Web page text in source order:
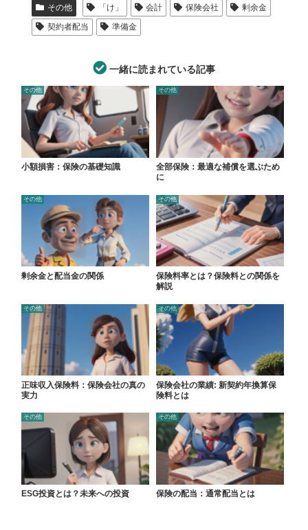
その他 「け」 会計 保険会社
剰余金
契約者配当
準備金
一緒に読まれている記事
その他
小額損害：保険の基礎知識
その他
全部保険：最適な補償を選ぶため
に
その他
剰余金と配当金の関係
その他
保険料率とは？保険料との関係を
解説
その他
正味収入保険料：保険会社の真の
実力
その他
保険会社の業績: 新契約年換算保
険料とは
その他
ESG投資とは？未来への投資
その他
保険の配当：通常配当とは